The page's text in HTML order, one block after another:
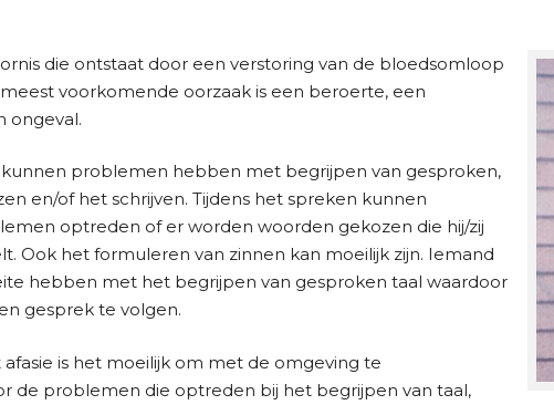
die ontstaat door een verstoring van de bloedsomloop
voorkomende oorzaak is een beroerte, een
ongeval.
kunnen problemen hebben met begrijpen van gesproken,
en/of het schrijven. Tijdens het spreken kunnen
optreden of er worden woorden gekozen die hij/zij
Ook het formuleren van zinnen kan moeilijk zijn. Iemand
hebben met het begrijpen van gesproken taal waardoor
gesprek te volgen.
is het moeilijk om met de omgeving te
de problemen die optreden bij het begrijpen van taal,